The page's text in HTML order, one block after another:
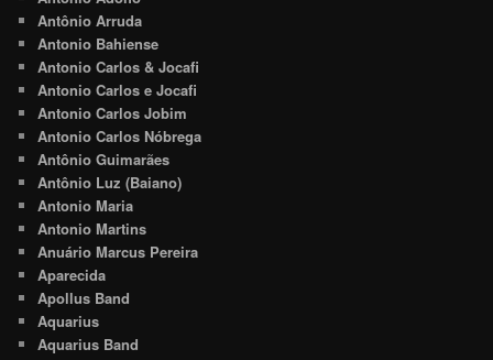
Antônio Arruda
Antonio Bahiense
Antonio Carlos & Jocafi
Antonio Carlos e Jocafi
Antonio Carlos Jobim
Antonio Carlos Nóbrega
Antônio Guimarães
Antônio Luz (Baiano)
Antonio Maria
Antonio Martins
Anuário Marcus Pereira
Aparecida
Apollus Band
Aquarius
Aquarius Band